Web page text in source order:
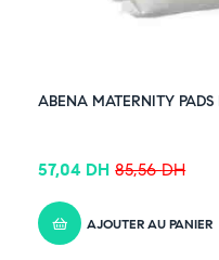
ABENA MATERNITY PADS
85,56DH
57,04 DH
AJOUTER AU PANIER